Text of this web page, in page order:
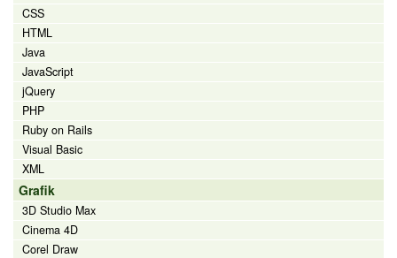
CSS
HTML
Java
JavaScript
jQuery
PHP
Ruby on Rails
Visual Basic
XML
Grafik
3D Studio Max
Cinema 4D
Corel Draw